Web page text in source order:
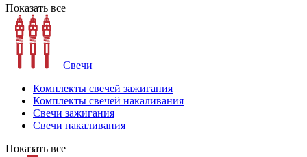
Показать все
Свечи
Комплекты свечей зажигания
Комплекты свечей накаливания
Свечи зажигания
Свечи накаливания
Показать все